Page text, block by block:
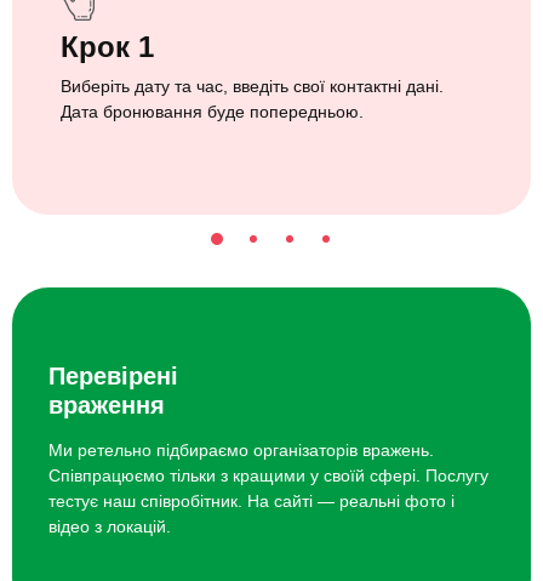
Крок 1
Виберіть дату та час, введіть свої контактні дані.
Дата бронювання буде попередньою.
Перевірені
враження
Ми ретельно підбираємо організаторів вражень.
Співпрацюємо тільки з кращими у своїй сфері. Послугу
тестує наш співробітник. На сайті — реальні фото і
відео з локацій.